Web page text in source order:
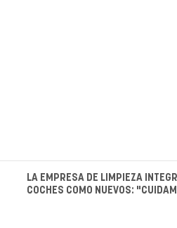
LA EMPRESA DE LIMPIEZA
COCHES COMO NUEVOS: